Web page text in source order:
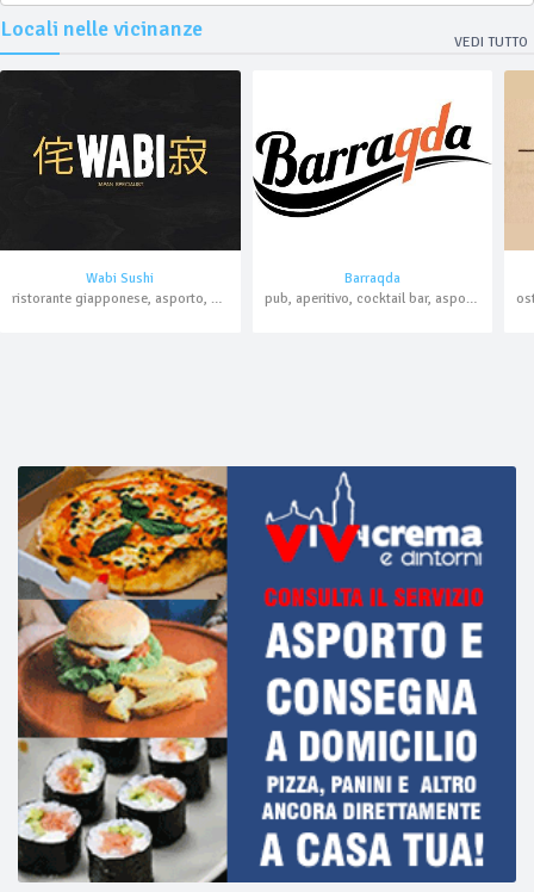
Locali nelle vicinanze
VEDI TUTTO
Wabi Sushi
ristorante giapponese, asporto, domicilio
Barraqda
pub, aperitivo, cocktail bar, asporto